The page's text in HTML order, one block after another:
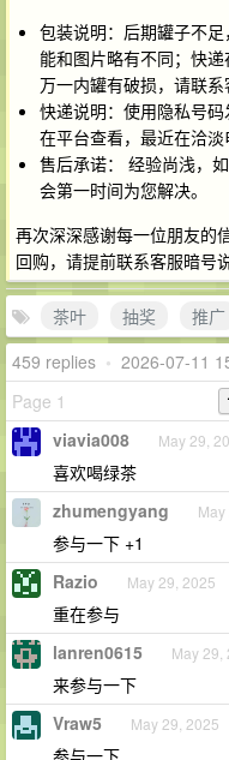
包装说明：后期罐子不
能和图片略有不同；快递
万一内罐有破损，请联系
快递说明：使用隐私号
在平台查看，最近在洽淡
售后承诺： 经验尚浅，
会第一时间为您解决。
再次深深感谢每一位朋友的
回购，请提前联系客服暗号
茶叶 抽奖
推广
459 replies • 2026-07-11
Page 1
viavia008 May 29,
喜欢喝绿茶
zhumengyang
参与一下 +1
Razio May 29, 2025
重在参与
lanren0615 May 29,
来参与一下
Vraw5 May 29, 2025
参与一下